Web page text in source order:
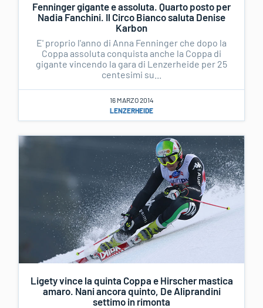
Fenninger gigante e assoluta. Quarto posto per
Nadia Fanchini. Il Circo Bianco saluta Denise
Karbon
E' proprio l'anno di Anna Fenninger che dopo la
Coppa assoluta conquista anche la Coppa di
gigante vincendo la gara di Lenzerheide per 25
centesimi su...
16 MARZO 2014
LENZERHEIDE
Ligety vince la quinta Coppa e Hirscher mastica
amaro. Nani ancora quinto, De Aliprandini
settimo in rimonta